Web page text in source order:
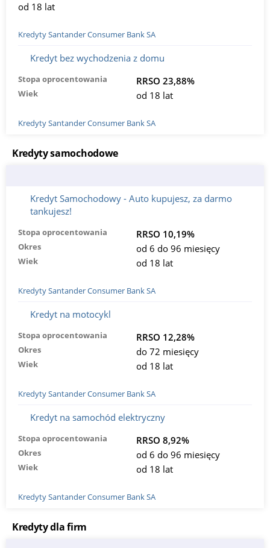
od 18 lat
Kredyty Santander Consumer Bank SA
Kredyt bez wychodzenia z domu
Stopa oprocentowania RRSO 23,88%
Wiek od 18 lat
Kredyty Santander Consumer Bank SA
Kredyty samochodowe
Kredyt Samochodowy - Auto kupujesz, za darmo
tankujesz!
Stopa oprocentowania RRSO 10,19%
Okres od 6 do 96 miesięcy
Wiek od 18 lat
Kredyty Santander Consumer Bank SA
Kredyt na motocykl
Stopa oprocentowania RRSO 12,28%
Okres do 72 miesięcy
Wiek od 18 lat
Kredyty Santander Consumer Bank SA
Kredyt na samochód elektryczny
Stopa oprocentowania RRSO 8,92%
Okres od 6 do 96 miesięcy
Wiek od 18 lat
Kredyty Santander Consumer Bank SA
Kredyty dla firm